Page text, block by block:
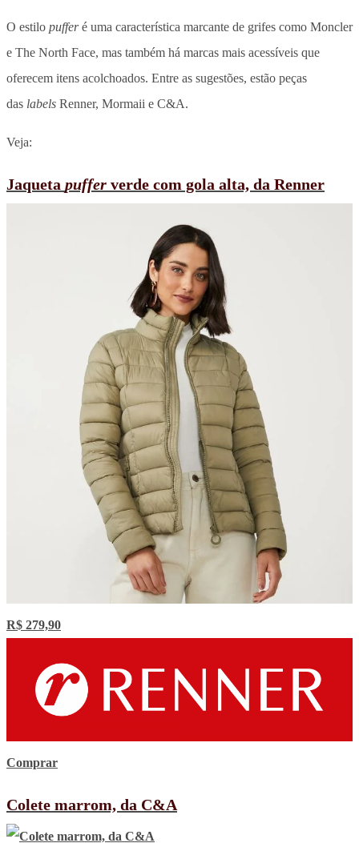
O estilo pufferé uma característica marcante de grifes como Moncler
e The North Face, mas também há marcas mais acessíveis que
oferecem itens acolchoados. Entre as sugestões, estão peças
das labels Renner, Mormaii e C&A.
Veja:
Jaqueta puffer verde com gola alta, da Renner
R$ 279,90
Comprar
Colete marrom, da C&A